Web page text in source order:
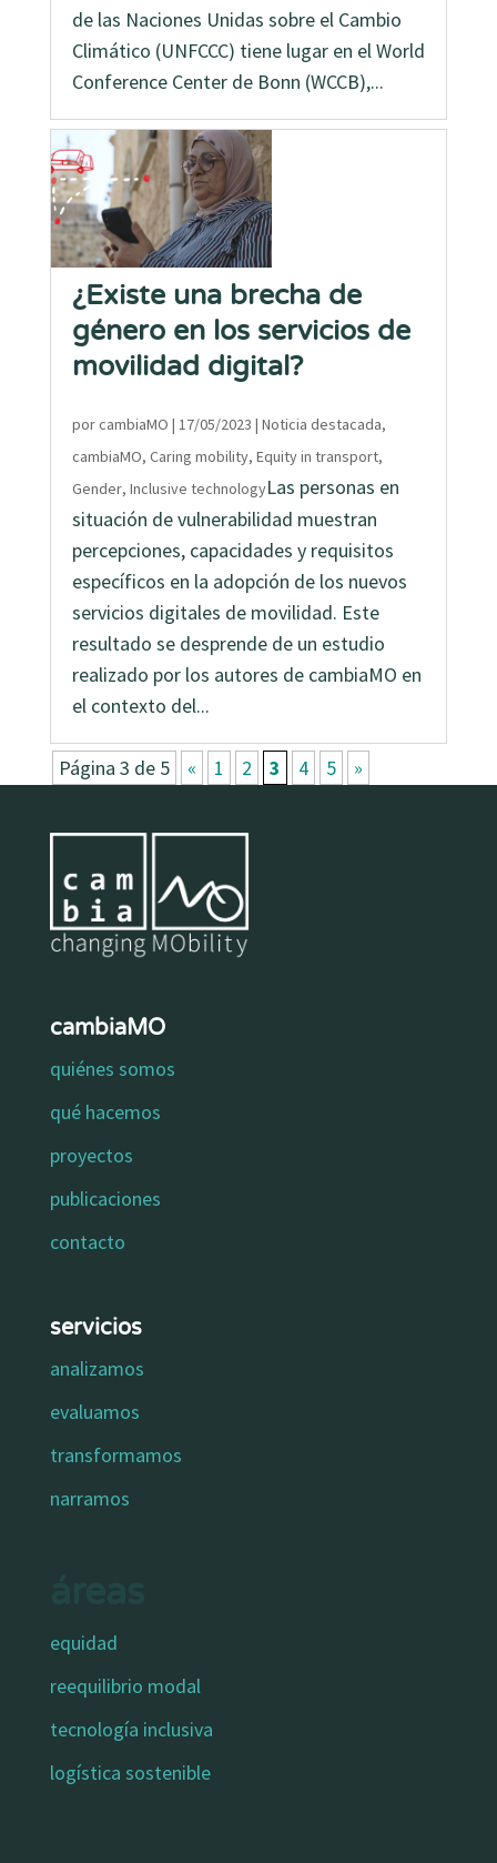
de las Naciones Unidas sobre el Cambio
Climático (UNFCCC) tiene lugar en el World
Conference Center de Bonn (WCCB),...
¿Existe una brecha de
género en los servicios de
movilidad digital?
porcambiaMO | 17/05/2023 | Noticia destacada,
cambiaMO, Caring mobility, Equity in transport,
Gender, Inclusive technologyLas personas en
situación de vulnerabilidad muestran
percepciones, capacidades y requisitos
específicos en la adopción de los nuevos
servicios digitales de movilidad. Este
resultado se desprende de un estudio
realizado por los autores de cambiaMO en
el contexto del...
Página 3 de 5 « 1 2 3 4 5 »
cambiaMO
quiénes somos
qué hacemos
proyectos
publicaciones
contacto
servicios
analizamos
evaluamos
transformamos
narramos
equidad
reequilibrio modal
tecnología inclusiva
logística sostenible